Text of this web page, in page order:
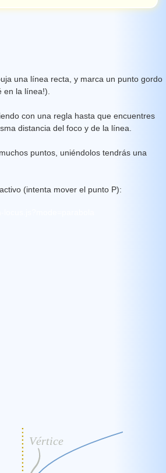
una línea recta, y marca un punto gordo
en la línea!).
con una regla hasta que encuentres
distancia del foco y de la línea.
puntos, uniéndolos tendrás una
(intenta mover el punto P):
locus.js?mode=parabola